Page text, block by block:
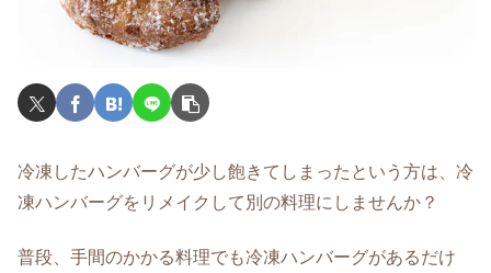
冷凍したハンバーグが少し飽きてしまったという方は、冷
凍ハンバーグをリメイクして別の料理にしませんか？
普段、手間のかかる料理でも冷凍ハンバーグがあるだけ